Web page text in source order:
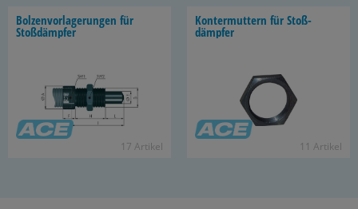
Bol­zen­vor­la­ge­run­gen für
Stoß­dämp­fer
17 Ar­ti­kel
Kon­ter­mut­tern für Stoß­
dämp­fer
11 Ar­ti­kel